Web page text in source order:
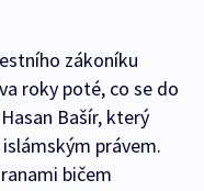
zákoníku
roky poté, co se do
Bašír, který
právem.
bičem